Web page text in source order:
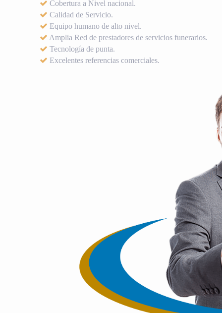
Cobertura a Nivel nacional.
Calidad de Servicio.
Equipo humano de alto nivel.
Amplia Red de prestadores de servicios funerarios.
Tecnología de punta.
Excelentes referencias comerciales.